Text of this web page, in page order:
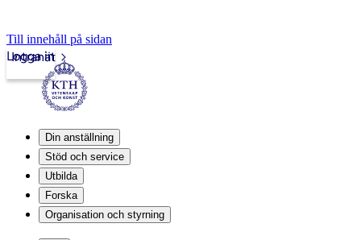
Till innehåll på sidan
Intranät
Logga in
Din anställning
Stöd och service
Utbilda
Forska
Organisation och styrning